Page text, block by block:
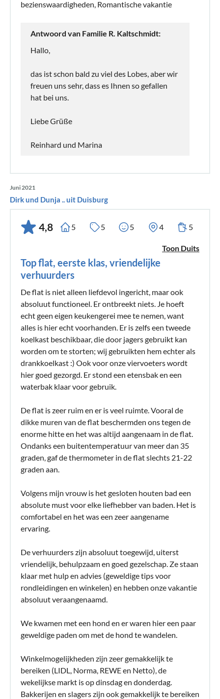
bezienswaardigheden, Romantische vakantie
Antwoord van Familie R. Kaltschmidt:
Hallo,
das ist schon bald zu viel des Lobes, aber wir
freuen uns sehr, dass es Ihnen so gefallen
hat bei uns.
Liebe Grüße
Reinhard und Marina
Juni 2021
Dirk und Dunja .. uit Duisburg
4,8 5 5 5 4 5
Toon Duits
Top flat, eerste klas, vriendelijke
verhuurders
De flat is niet alleen liefdevol ingericht, maar ook
absoluut functioneel. Er ontbreekt niets. Je hoeft
echt geen eigen keukengerei mee te nemen, want
alles is hier echt voorhanden. Er is zelfs een tweede
koelkast beschikbaar, die door jagers gebruikt kan
worden om te storten; wij gebruikten hem echter als
drankkoelkast :) Ook voor onze viervoeters wordt
hier goed gezorgd. Er stond een etensbak en een
waterbak klaar voor gebruik.
De flat is zeer ruim en er is veel ruimte. Vooral de
dikke muren van de flat beschermden ons tegen de
enorme hitte en het was altijd aangenaam in de flat.
Ondanks een buitentemperatuur van meer dan 35
graden, gaf de thermometer in de flat slechts 21-22
graden aan.
Volgens mijn vrouw is het gesloten houten bad een
absolute must voor elke liefhebber van baden. Het is
comfortabel en het was een zeer aangename
ervaring.
De verhuurders zijn absoluut toegewijd, uiterst
vriendelijk, behulpzaam en goed gezelschap. Ze staan
klaar met hulp en advies (geweldige tips voor
rondleidingen en winkelen) en hebben onze vakantie
absoluut veraangenaamd.
We kwamen met een hond en er waren hier een paar
geweldige paden om met de hond te wandelen.
Winkelmogelijkheden zijn zeer gemakkelijk te
bereiken (LIDL, Norma, REWE en Netto), de
wekelijkse markt is op dinsdag en donderdag.
Bakkerijen en slagers zijn ook gemakkelijk te bereiken